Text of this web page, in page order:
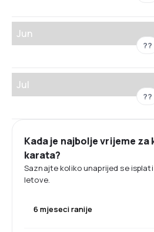
Jun
??
Jul
??
Kada je najbolje vrijeme za
karata?
Saznajte koliko unaprijed se
letove.
6 mjeseci ranije